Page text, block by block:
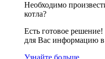
Необходимо
котла?
Есть готовое
для Вас информацию
Узнайте больше